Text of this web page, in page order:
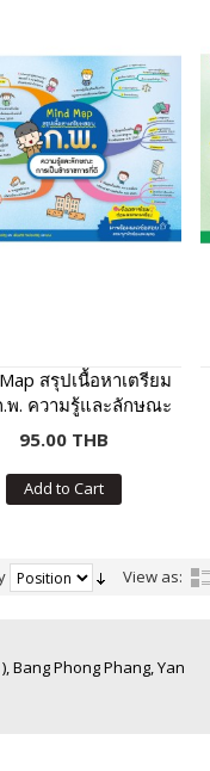
สรุปเนื้อหาเตรียม
พ. ความรู้และลักษณะ
เป็นข้าราชการที่ดี
95.00 THB
Add to Cart
View as:
Bang Phong Phang, Yan